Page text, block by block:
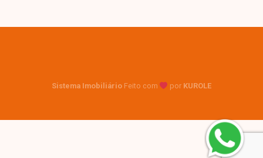
Sistema Imobiliário Feito com por KUROLE